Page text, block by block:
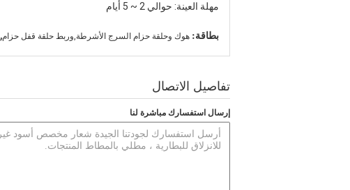
مهلة العينة: حوالي 2 ~ 5 أيام
بطاقة: هوك وحلقة حزام السرج الأشرطة,وربط حلقة قفل حزام,
تفاصيل الاتصال
إرسال استفسارك مباشرة لنا